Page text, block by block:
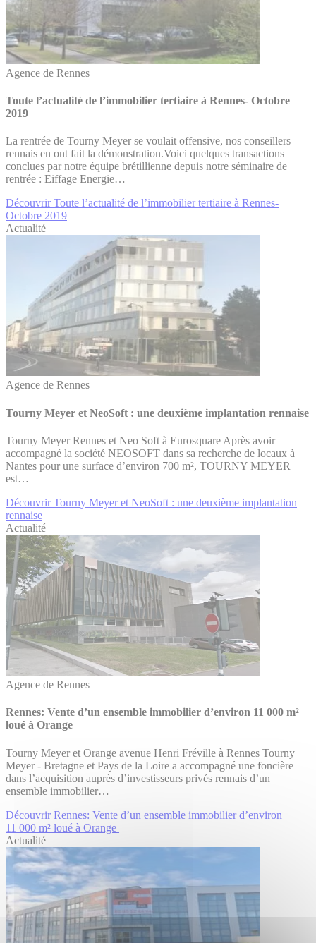
Agence de Rennes
Toute l’actualité de l’immobilier tertiaire à Rennes- Octobre
2019
La rentrée de Tourny Meyer se voulait offensive, nos conseillers
rennais en ont fait la démonstration.Voici quelques transactions
conclues par notre équipe brétillienne depuis notre séminaire de
rentrée : Eiffage Energie…
Découvrir Toute l’actualité de l’immobilier tertiaire à Rennes-
Octobre 2019
Actualité
Agence de Rennes
Tourny Meyer et NeoSoft : une deuxième implantation rennaise
Tourny Meyer Rennes et Neo Soft à Eurosquare Après avoir
accompagné la société NEOSOFT dans sa recherche de locaux à
Nantes pour une surface d’environ 700 m², TOURNY MEYER
est…
Découvrir Tourny Meyer et NeoSoft : une deuxième implantation
rennaise
Actualité
Agence de Rennes
Rennes: Vente d’un ensemble immobilier d’environ 11 000 m²
loué à Orange
Tourny Meyer et Orange avenue Henri Fréville à Rennes Tourny
Meyer - Bretagne et Pays de la Loire a accompagné une foncière
dans l’acquisition auprès d’investisseurs privés rennais d’un
ensemble immobilier…
Découvrir Rennes: Vente d’un ensemble immobilier d’environ
11 000 m² loué à Orange
Actualité